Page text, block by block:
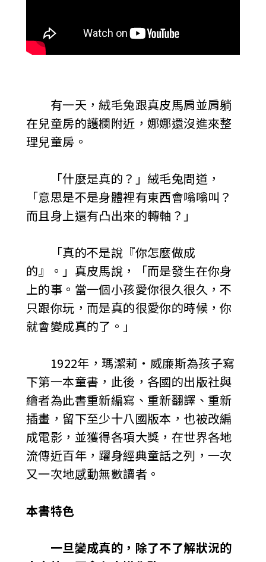
有一天，絨毛兔跟真皮馬肩並肩躺
在兒童房的護欄附近，娜娜還沒進來整
理兒童房。
「什麼是真的？」絨毛兔問道，
「意思是不是身體裡有東西會嗡嗡叫？
而且身上還有凸出來的轉軸？」
「真的不是說『你怎麼做成
的』。」真皮馬說，「而是發生在你身
上的事。當一個小孩愛你很久很久，不
只跟你玩，而是真的很愛你的時候，你
就會變成真的了。」
1922年，瑪潔莉‧威廉斯為孩子寫
下第一本童書，此後，各國的出版社與
繪者為此書重新編寫、重新翻譯、重新
插畫，留下至少十八國版本，也被改編
成電影，並獲得各項大獎，在世界各地
流傳近百年，躍身經典童話之列，一次
又一次地感動無數讀者。
本書特色
一旦變成真的，除了不了解狀況的